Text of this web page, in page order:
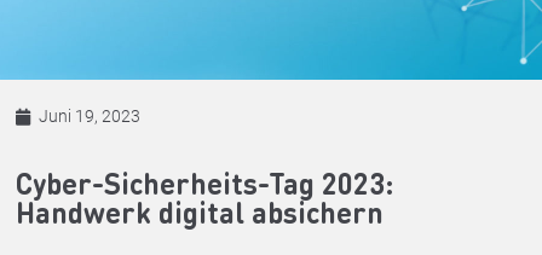
Juni 19, 2023
Cyber-Sicherheits-Tag 2023:
Handwerk digital absichern